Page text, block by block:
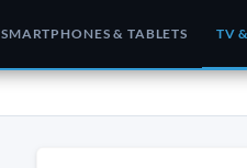
SMARTPHONES & TABLETS TV